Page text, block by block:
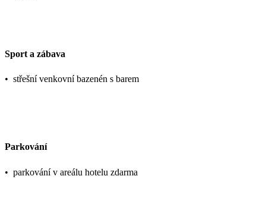
Sport a zábava
• střešní venkovní bazenén s barem
Parkování
• parkování v areálu hotelu zdarma